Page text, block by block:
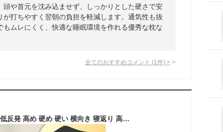
や首元を沈み込ませず、しっかりとした硬さで安
打ちやすく翌朝の負担を軽減します。通気性も抜
ムレにくく、快適な睡眠環境を作れる優秀な枕な
全てのおすすめコメント (1 件) >
GOKUMIN 枕 まくら 低反発 高め 硬め 硬い 横向き 寝返り 高さ調整可能 【高め×硬めで頭から首まで支える】安眠枕 枕替えカバー付き カバー洗濯可 洗えるカバー 滑り止め 仰向け対応 いびき対策 ストレッチ可 肩ラク 46x23cm 男性 新生活 ギフト ブラック